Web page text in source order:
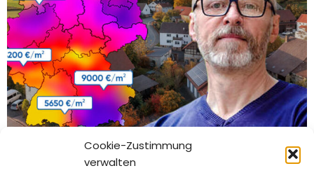
Cookie-Zustimmung
verwalten
Die 3 größten Fallstricke beim